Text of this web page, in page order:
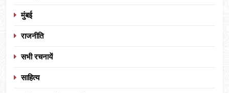
मुंबई
राजनीति
सभी रचनायें
साहित्य